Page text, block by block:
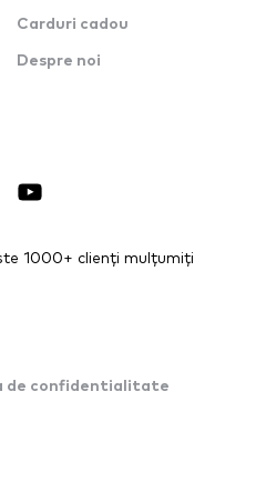
Carduri cadou
Despre noi
1000+ clienți mulțumiți
de confidentialitate